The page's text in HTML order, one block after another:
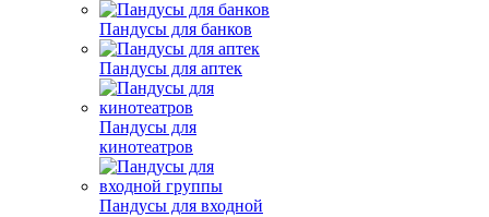
Пандусы для банков
Пандусы для аптек
Пандусы для
кинотеатров
Пандусы для входной